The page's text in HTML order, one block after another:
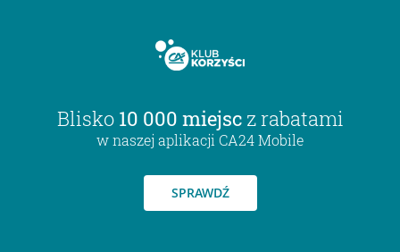
Blisko 10 000 miejsc z rabatami
w naszej aplikacji CA24 Mobile
SPRAWDŹ